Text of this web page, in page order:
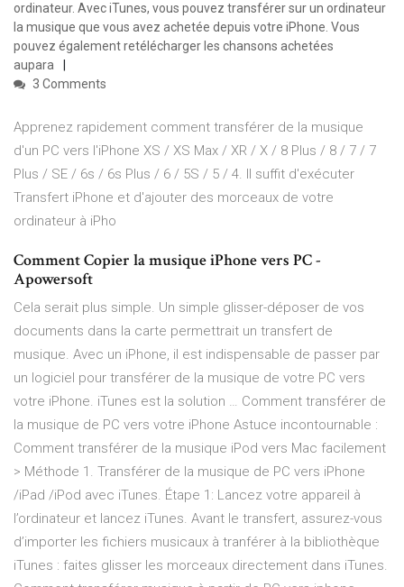
ordinateur. Avec iTunes, vous pouvez transférer sur un ordinateur
la musique que vous avez achetée depuis votre iPhone. Vous
pouvez également retélécharger les chansons achetées
aupara
3 Comments
Apprenez rapidement comment transférer de la musique
d'un PC vers l'iPhone XS / XS Max / XR / X / 8 Plus / 8 / 7 / 7
Plus / SE / 6s / 6s Plus / 6 / 5S / 5 / 4. Il suffit d'exécuter
Transfert iPhone et d'ajouter des morceaux de votre
ordinateur à iPho
Comment Copier la musique iPhone vers PC -
Apowersoft
Cela serait plus simple. Un simple glisser-déposer de vos
documents dans la carte permettrait un transfert de
musique. Avec un iPhone, il est indispensable de passer par
un logiciel pour transférer de la musique de votre PC vers
votre iPhone. iTunes est la solution … Comment transférer de
la musique de PC vers votre iPhone Astuce incontournable :
Comment transférer de la musique iPod vers Mac facilement
> Méthode 1. Transférer de la musique de PC vers iPhone
/iPad /iPod avec iTunes. Étape 1: Lancez votre appareil à
l’ordinateur et lancez iTunes. Avant le transfert, assurez-vous
d’importer les fichiers musicaux à tranférer à la bibliothèque
iTunes : faites glisser les morceaux directement dans iTunes.